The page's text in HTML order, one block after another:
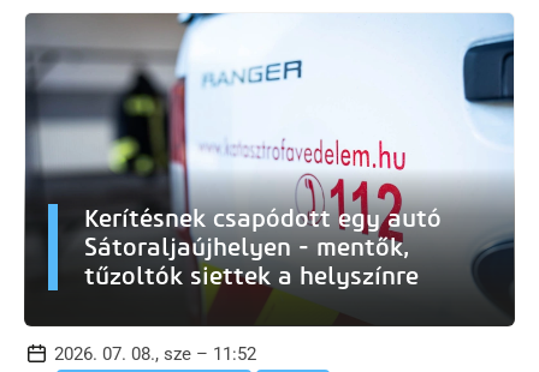
Kerítésnek csapódott egy autó
Sátoraljaújhelyen - mentők,
tűzoltók siettek a helyszínre
2026. 07. 08., sze – 11:52